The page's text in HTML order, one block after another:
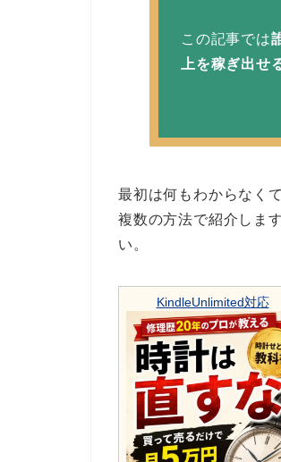
この記事では
上を稼ぎ出せ
最初は何もわからなく
複数の方法で紹介しま
い。
KindleUnlimited対応